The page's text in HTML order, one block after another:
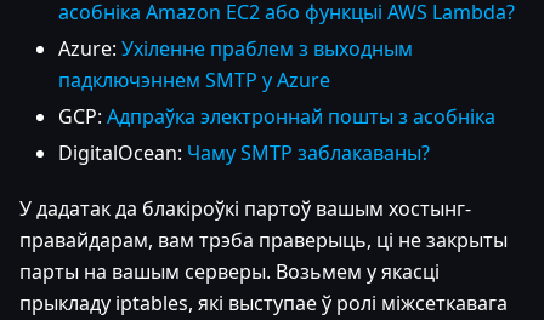
асобніка Amazon EC2 або функцыі AWS Lambda?
Azure: Ухіленне праблем з выходным
падключэннем SMTP у Azure
GCP: Адпраўка электроннай пошты з асобніка
DigitalOcean: Чаму SMTP заблакаваны?
У дадатак да блакіроўкі партоў вашым хостынг-
правайдарам, вам трэба праверыць, ці не закрыты
парты на вашым серверы. Возьмем у якасці
прыкладу iptables, які выступае ў ролі міжсеткавага